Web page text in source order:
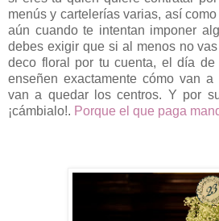
menús y cartelerías varias, así
aún cuando te intentan imponer
debes exigir que si al menos no
deco floral por tu cuenta, el día
enseñen exactamente cómo van
van a quedar los centros. Y por
¡cámbialo!. Porque el que paga